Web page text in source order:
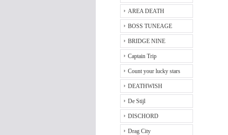
AREA DEATH
BOSS TUNEAGE
BRIDGE NINE
Captain Trip
Count your lucky stars
DEATHWISH
De Stijl
DISCHORD
Drag City